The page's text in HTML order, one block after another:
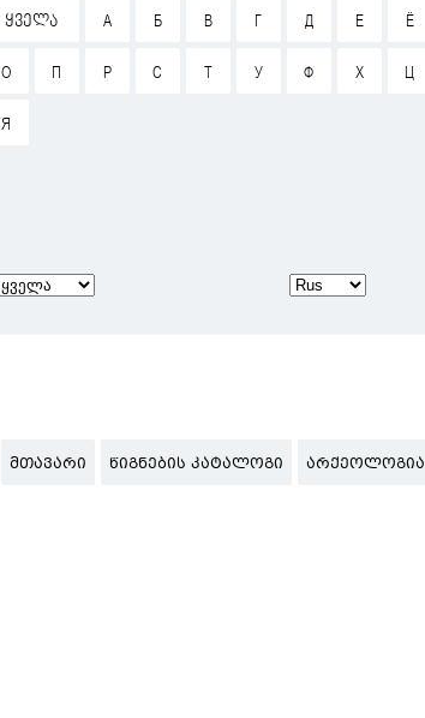
ᲧᲕᲔᲚᲐ А Б В Г Д Е Ё
О П Р С Т У Ф Х Ц
Я
ᲛᲗᲐᲕᲐᲠᲘ ᲬᲘᲒᲜᲔᲑᲘᲡ ᲙᲐᲢᲐᲚᲝᲒᲘ ᲐᲠᲥᲔᲝᲚᲝᲒᲘᲐ